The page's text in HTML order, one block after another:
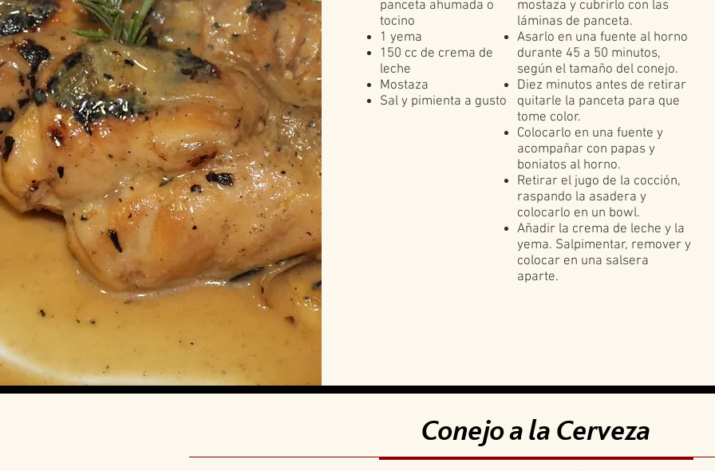
panceta ahumada o
tocino
1 yema
150 cc de crema de
leche
Mostaza
Sal y pimienta a gusto
mostaza y cubrirlo con las
láminas de panceta.
Asarlo en una fuente al horno
durante 45 a 50 minutos,
según el tamaño del conejo.
Diez minutos antes de retirar
quitarle la panceta para que
tome color.
Colocarlo en una fuente y
acompañar con papas y
boniatos al horno.
Retirar el jugo de la cocción,
raspando la asadera y
colocarlo en un bowl.
Añadir la crema de leche y la
yema. Salpimentar, remover y
colocar en una salsera
aparte.
Conejo a la Cerveza